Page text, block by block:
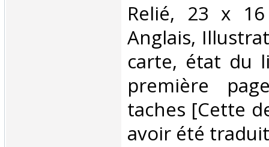
‎Relié, 23 x
Anglais,
carte, état du
première
taches [Cette
avoir été